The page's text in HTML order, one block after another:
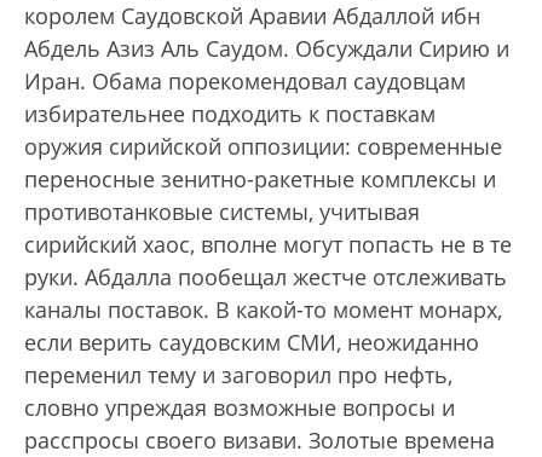
королем Саудовской Аравии Абдаллой ибн
Абдель Азиз Аль Саудом. Обсуждали Сирию и
Иран. Обама порекомендовал саудовцам
избирательнее подходить к поставкам
оружия сирийской оппозиции: современные
переносные зенитно-ракетные комплексы и
противотанковые системы, учитывая
сирийский хаос, вполне могут попасть не в те
руки. Абдалла пообещал жестче отслеживать
каналы поставок. В какой-то момент монарх,
если верить саудовским СМИ, неожиданно
переменил тему и заговорил про нефть,
словно упреждая возможные вопросы и
расспросы своего визави. Золотые времена